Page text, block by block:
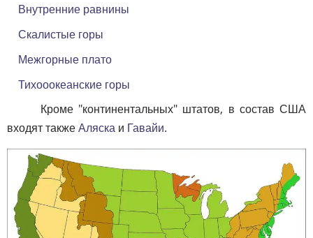
Внутренние равнины
Скалистые горы
Межгорные плато
Тихооокеанские горы
Кроме "континентальных" штатов, в состав США
входят такжеАляска и Гавайи.